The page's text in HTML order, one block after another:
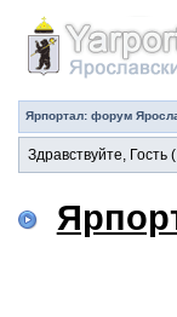
Ярпортал: форум
Здравствуйте, Гость (